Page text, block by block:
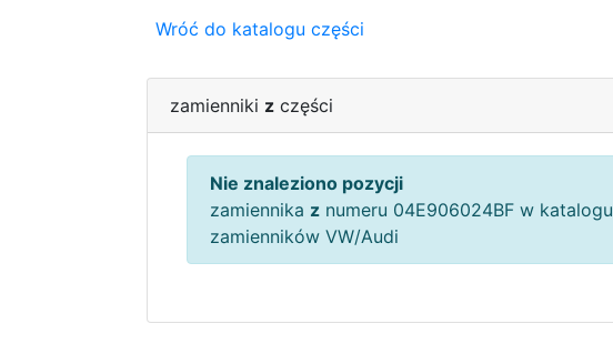
Wróć do katalogu części
zamienniki z części
Nie znaleziono pozycji
zamiennika z numeru 04E906024BF w katalogu
zamienników VW/Audi